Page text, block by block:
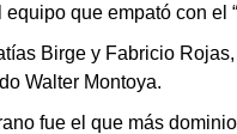
que empató con el
Birge y Fabricio
Walter Montoya.
fue el que más